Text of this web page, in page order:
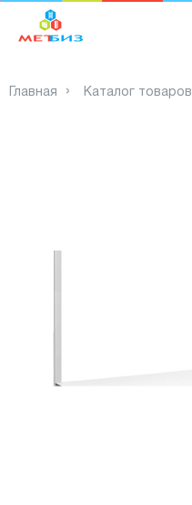
Главная Каталог товаров